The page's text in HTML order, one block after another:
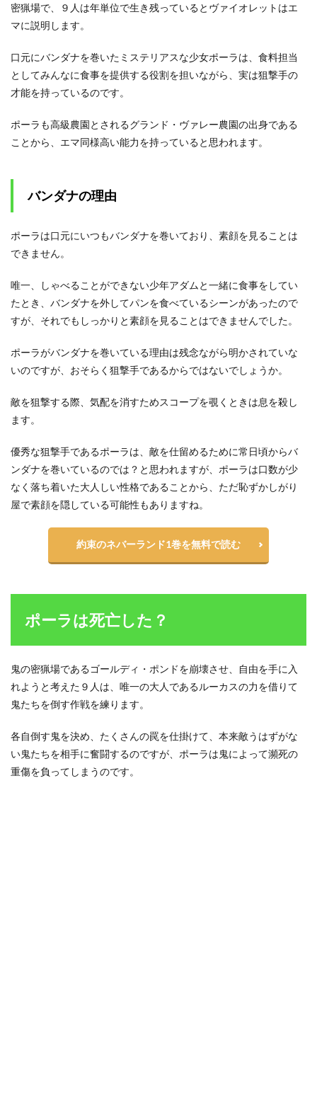
密猟場で、９人は年単位で生き残っているとヴァイオレットはエ
マに説明します。
口元にバンダナを巻いたミステリアスな少女ポーラは、食料担当
としてみんなに食事を提供する役割を担いながら、実は狙撃手の
才能を持っているのです。
ポーラも高級農園とされるグランド・ヴァレー農園の出身である
ことから、エマ同様高い能力を持っていると思われます。
バンダナの理由
ポーラは口元にいつもバンダナを巻いており、素顔を見ることは
できません。
唯一、しゃべることができない少年アダムと一緒に食事をしてい
たとき、バンダナを外してパンを食べているシーンがあったので
すが、それでもしっかりと素顔を見ることはできませんでした。
ポーラがバンダナを巻いている理由は残念ながら明かされていな
いのですが、おそらく狙撃手であるからではないでしょうか。
敵を狙撃する際、気配を消すためスコープを覗くときは息を殺し
ます。
優秀な狙撃手であるポーラは、敵を仕留めるために常日頃からバ
ンダナを巻いているのでは？と思われますが、ポーラは口数が少
なく落ち着いた大人しい性格であることから、ただ恥ずかしがり
屋で素顔を隠している可能性もありますね。
約束のネバーランド1巻を無料で読む
ポーラは死亡した？
鬼の密猟場であるゴールディ・ポンドを崩壊させ、自由を手に入
れようと考えた９人は、唯一の大人であるルーカスの力を借りて
鬼たちを倒す作戦を練ります。
各自倒す鬼を決め、たくさんの罠を仕掛けて、本来敵うはずがな
い鬼たちを相手に奮闘するのですが、ポーラは鬼によって瀕死の
重傷を負ってしまうのです。